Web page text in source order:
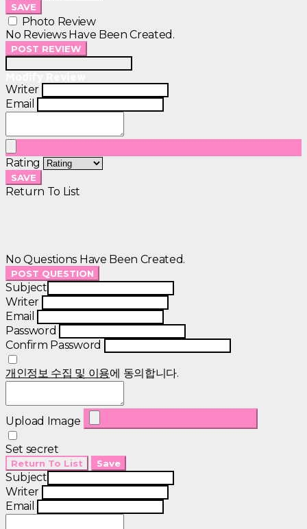
SAVE
Photo Review
No Reviews Have Been Created.
POST REVIEW
Writer
Email
Rating
SAVE
Return To List
No Questions Have Been Created.
POST QUESTION
Subject
Writer
Email
Password
Confirm Password
개인정보 수집 및 이용에 동의합니다.
Upload Image
Set secret
Return To List Save
Subject
Writer
Email